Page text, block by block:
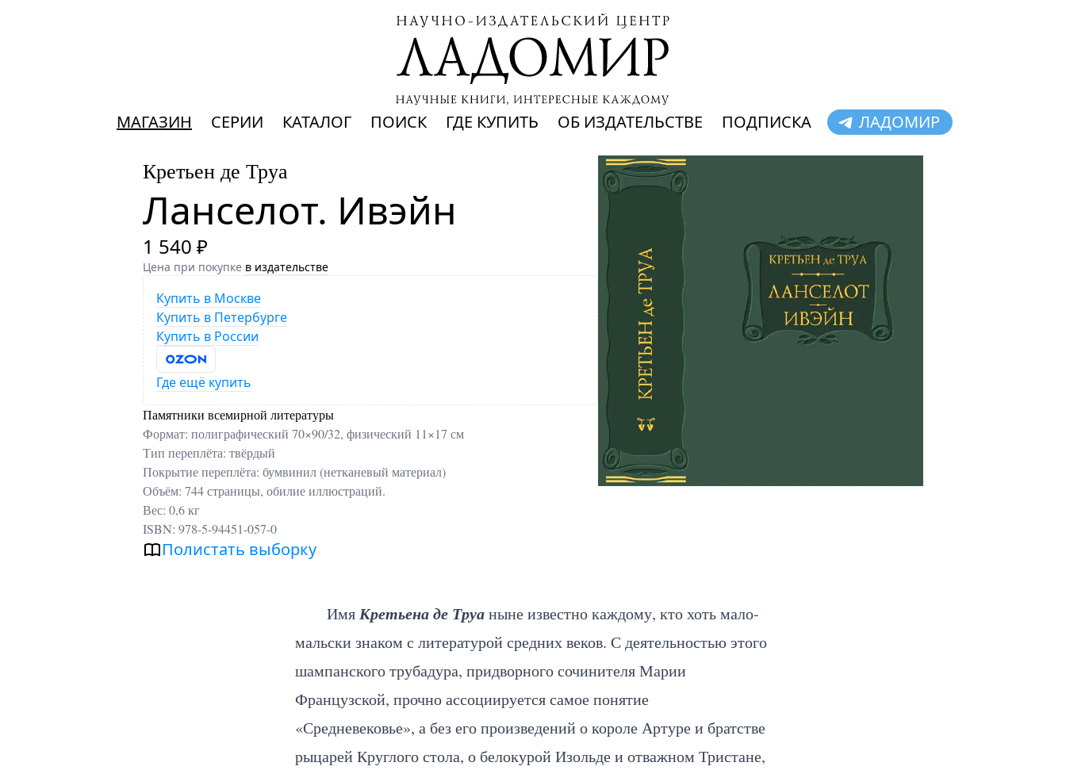
МАГАЗИН СЕРИИ КАТАЛОГ ПОИСК ГДЕ КУПИТЬ ОБ ИЗДАТЕЛЬСТВЕ ПОДПИСКА ЛАДОМИР
Кретьен де Труа
Ланселот. Ивэйн
1 540 ₽
Цена при покупке в издательстве
Купить в Москве
Купить в Петербурге
Купить в России
Где ещё купить
Памятники всемирной литературы
Формат: полиграфический 70×90/32, физический 11×17 см
Тип переплёта: твёрдый
Покрытие переплёта: бумвинил (нетканевый материал)
Объём: 744 страницы, обилие иллюстраций.
Вес: 0,6 кг
ISBN: 978-5-94451-057-0
Полистать выборку
ИмяКретьена де Труаныне известно каждому, кто хоть мало-
мальски знаком с литературой средних веков. С деятельностью этого
шампанского трубадура, придворного сочинителя Марии
Французской, прочно ассоциируется самое понятие
«Средневековье», а без его произведений о короле Артуре и братстве
рыцарей Круглого стола, о белокурой Изольде и отважном Тристане,